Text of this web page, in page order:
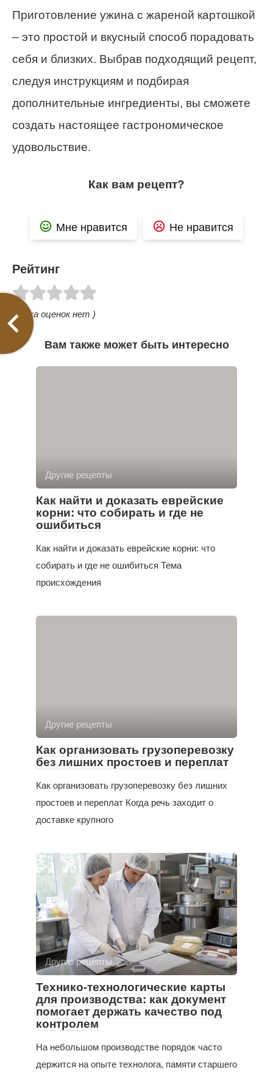
Приготовление ужина с жареной картошкой
– это простой и вкусный способ порадовать
себя и близких. Выбрав подходящий рецепт,
следуя инструкциям и подбирая
дополнительные ингредиенты, вы сможете
создать настоящее гастрономическое
удовольствие.
Как вам рецепт?
Мне нравится Не нравится
Рейтинг
( Пока оценок нет )
Вам также может быть интересно
Другие рецепты
Как найти и доказать еврейские
корни: что собирать и где не
ошибиться
Как найти и доказать еврейские корни: что
собирать и где не ошибиться Тема
происхождения
Другие рецепты
Как организовать грузоперевозку
без лишних простоев и переплат
Как организовать грузоперевозку без лишних
простоев и переплат Когда речь заходит о
доставке крупного
Другие рецепты
Технико-технологические карты
для производства: как документ
помогает держать качество под
контролем
На небольшом производстве порядок часто
держится на опыте технолога, памяти старшего